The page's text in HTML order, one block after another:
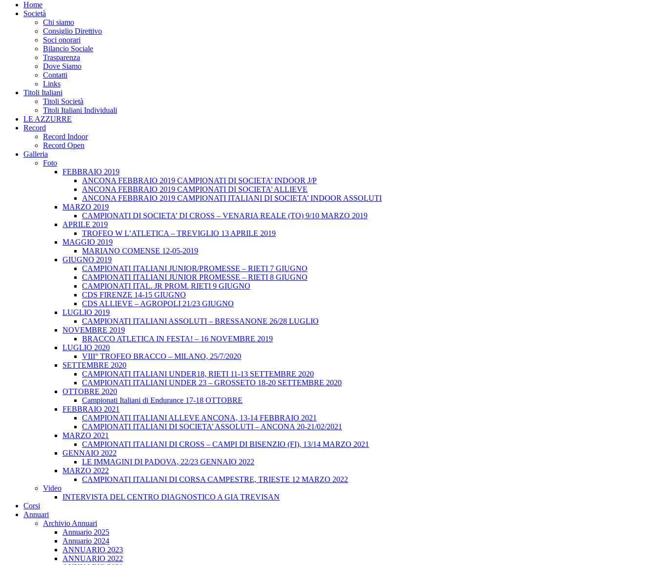
Home
Società
Chi siamo
Consiglio Direttivo
Soci onorari
Bilancio Sociale
Trasparenza
Dove Siamo
Contatti
Links
Titoli Italiani
Titoli Società
Titoli Italiani Individuali
LE AZZURRE
Record
Record Indoor
Record Open
Galleria
Foto
FEBBRAIO 2019
ANCONA FEBBRAIO 2019 CAMPIONATI DI SOCIETA’ INDOOR J/P
ANCONA FEBBRAIO 2019 CAMPIONATI DI SOCIETA’ ALLIEVE
ANCONA FEBBRAIO 2019 CAMPIONATI ITALIANI DI SOCIETA’ INDOOR ASSOLUTI
MARZO 2019
CAMPIONATI DI SOCIETA’ DI CROSS – VENARIA REALE (TO) 9/10 MARZO 2019
APRILE 2019
TROFEO W L’ATLETICA – TREVIGLIO 13 APRILE 2019
MAGGIO 2019
MARIANO COMENSE 12-05-2019
GIUGNO 2019
CAMPIONATI ITALIANI JUNIOR/PROMESSE – RIETI 7 GIUGNO
CAMPIONATI ITALIANI JUNIOR PROMESSE – RIETI 8 GIUGNO
CAMPIONATI ITAL. JR PROM. RIETI 9 GIUGNO
CDS FIRENZE 14-15 GIUGNO
CDS ALLIEVE – AGROPOLI 21/23 GIUGNO
LUGLIO 2019
CAMPIONATI ITALIANI ASSOLUTI – BRESSANONE 26/28 LUGLIO
NOVEMBRE 2019
BRACCO ATLETICA IN FESTA! – 16 NOVEMBRE 2019
LUGLIO 2020
VIII° TROFEO BRACCO – MILANO, 25/7/2020
SETTEMBRE 2020
CAMPIONATI ITALIANI UNDER18, RIETI 11-13 SETTEMBRE 2020
CAMPIONATI ITALIANI UNDER 23 – GROSSETO 18-20 SETTEMBRE 2020
OTTOBRE 2020
Campionati Italiani di Endurance 17-18 OTTOBRE
FEBBRAIO 2021
CAMPIONATI ITALIANI ALLEVE ANCONA, 13-14 FEBBRAIO 2021
CAMPIONATI ITALIANI DI SOCIETA’ ASSOLUTI – ANCONA 20-21/02/2021
MARZO 2021
CAMPIONATI ITALIANI DI CROSS – CAMPI DI BISENZIO (FI), 13/14 MARZO 2021
GENNAIO 2022
LE IMMAGINI DI PADOVA, 22/23 GENNAIO 2022
MARZO 2022
CAMPIONATI ITALIANI DI CORSA CAMPESTRE, TRIESTE 12 MARZO 2022
Video
INTERVISTA DEL CENTRO DIAGNOSTICO A GIA TREVISAN
Corsi
Annuari
Archivio Annuari
Annuario 2025
Annuario 2024
ANNUARIO 2023
ANNUARIO 2022